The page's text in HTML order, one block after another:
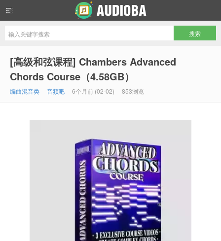
[高级和弦课程] Chambers Advanced
Chords Course（4.58GB）
编曲混音类 音频吧 6个月前 (02-02) 853浏览